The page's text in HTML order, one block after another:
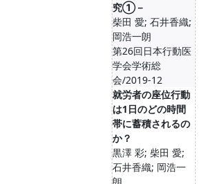
究①－
柴田 愛; 石井香織;
岡浩一朗
第26回日本行動医
学会学術総
会/2019-12
就労者の座位行動
は1日のどの時間
帯に蓄積されるの
か？
黒澤 彩; 柴田 愛;
石井香織; 岡浩一